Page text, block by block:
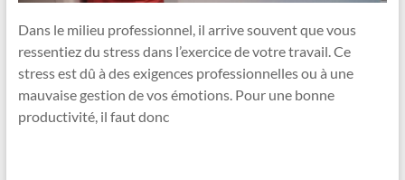
Dans le milieu professionnel, il arrive souvent que vous
ressentiez du stress dans l’exercice de votre travail. Ce
stress est dû à des exigences professionnelles ou à une
mauvaise gestion de vos émotions. Pour une bonne
productivité, il faut donc